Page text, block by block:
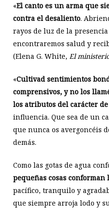
«El canto es un arma que
contra el desaliento.
rayos de luz de la
encontraremos salud y
(Elena G. White, El
«Cultivad sentimientos
comprensivos, y no los
los atributos del carácter de
influencia. Que sea de un
que nunca os avergoncéis
demás.
Como las gotas de agua
pequeñas cosas conforman
pacífico, tranquilo y
que siempre arroja lodo y